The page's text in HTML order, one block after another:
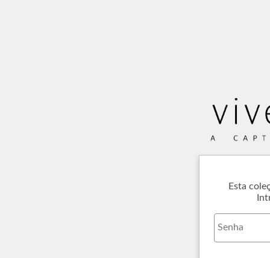
Esta